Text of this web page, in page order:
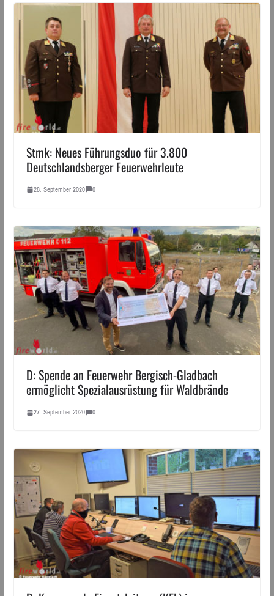
Stmk: Neues Führungsduo für 3.800
Deutschlandsberger Feuerwehrleute
28. September 2020 0
D: Spende an Feuerwehr Bergisch-Gladbach
ermöglicht Spezialausrüstung für Waldbrände
27. September 2020 0